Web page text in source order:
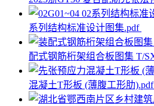
系列结构标准设计图集.pdf
配式钢筋桁架组合板图集 T/
混凝土T形板 (薄腹工形肋).pdf